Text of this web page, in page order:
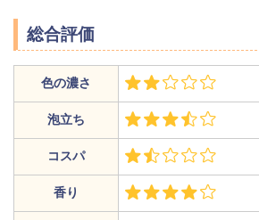
総合評価
色の濃さ
泡立ち
コスパ
香り